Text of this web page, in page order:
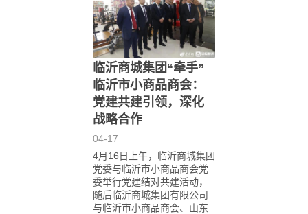
临沂商城集团“牵手”
临沂市小商品商会：
党建共建引领，深化
战略合作
04-17
4月16日上午，临沂商城集团
党委与临沂市小商品商会党
委举行党建结对共建活动，
随后临沂商城集团有限公司
与临沂市小商品商会、山东